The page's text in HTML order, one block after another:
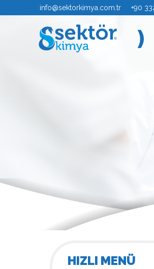
info@sektorkimya.com.tr+90 332
❫
HIZLI MENÜ